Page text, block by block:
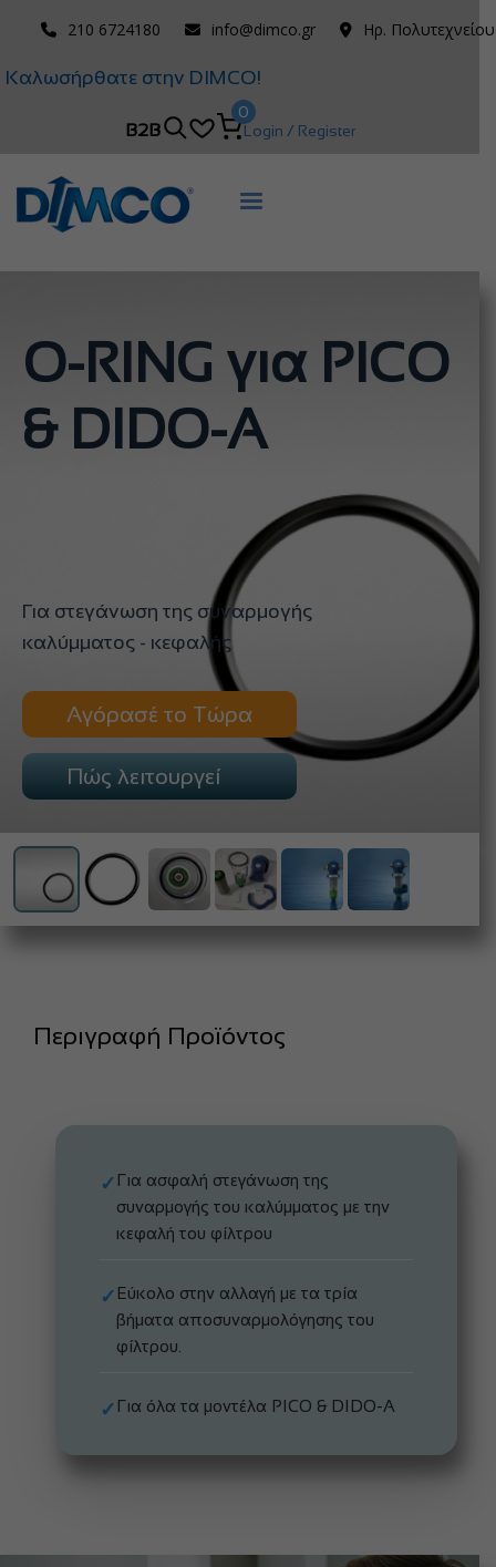
210 6724180 info@dimco.gr Ηρ.
Καλωσήρθατε στην DIMCO!
B2B
0
Login / Register
O-RING για PICO
& DIDO-A
Για στεγάνωση της συναρμογής
καλύμματος - κεφαλής
Αγόρασέ το Τώρα
Πώς λειτουργεί
Περιγραφή Προϊόντος
✓ Για ασφαλή στεγάνωση της
συναρμογής του καλύμματος με την
κεφαλή του φίλτρου
✓ Εύκολο στην αλλαγή με τα τρία
βήματα αποσυναρμολόγησης του
φίλτρου.
✓ Για όλα τα μοντέλα PICO & DIDO-A